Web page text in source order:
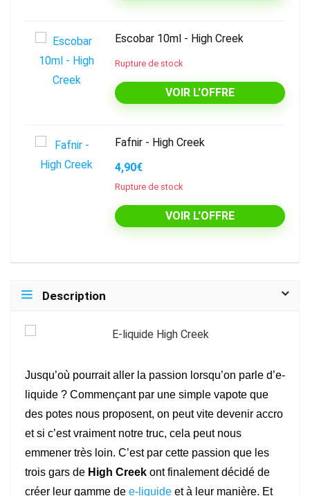
Escobar 10ml - High Creek
Rupture de stock
VOIR L'OFFRE
Fafnir - High Creek
4,90€
Rupture de stock
VOIR L'OFFRE
Description
Jusqu’où pourrait aller la passion lorsqu’on parle d’e-
liquide ? Commençant par une simple vapote que
des potes nous proposent, on peut vite devenir accro
et si c’est vraiment notre truc, cela peut nous
emmener très loin. C’est par cette passion que les
trois gars de High Creek ont finalement décidé de
créer leur gamme de e-liquide et à leur manière. Et